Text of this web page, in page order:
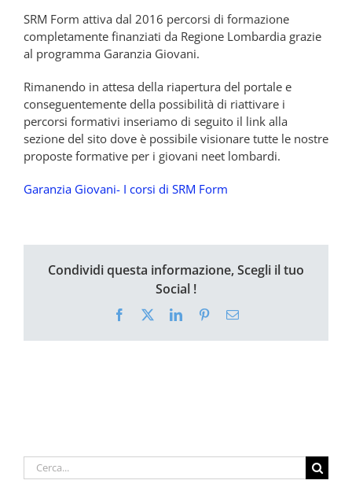
SRM Form attiva dal 2016 percorsi di formazione
completamente finanziati da Regione Lombardia grazie
al programma Garanzia Giovani.
Rimanendo in attesa della riapertura del portale e
conseguentemente della possibilità di riattivare i
percorsi formativi inseriamo di seguito il link alla
sezione del sito dove è possibile visionare tutte le nostre
proposte formative per i giovani neet lombardi.
Garanzia Giovani- I corsi di SRM Form
Condividi questa informazione, Scegli il tuo
Social !
Facebook LinkedInPinterestEmail
Cerca
per: